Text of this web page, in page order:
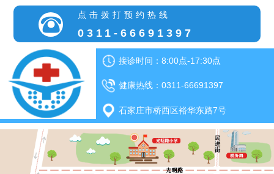
点击拨打预约热线
0311-66691397
接诊时间：8:00点-17:30点
健康热线：0311-66691397
石家庄市桥西区裕华东路7号